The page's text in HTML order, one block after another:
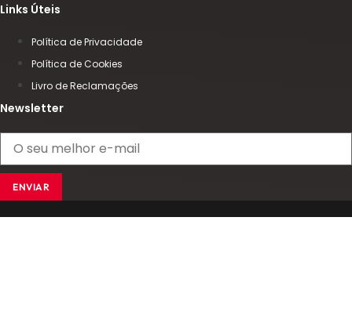
Links Úteis
Política de Privacidade
Política de Cookies
Livro de Reclamações
Newsletter
ENVIAR